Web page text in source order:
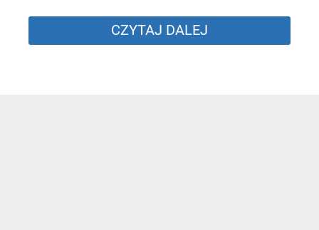
CZYTAJ DALEJ